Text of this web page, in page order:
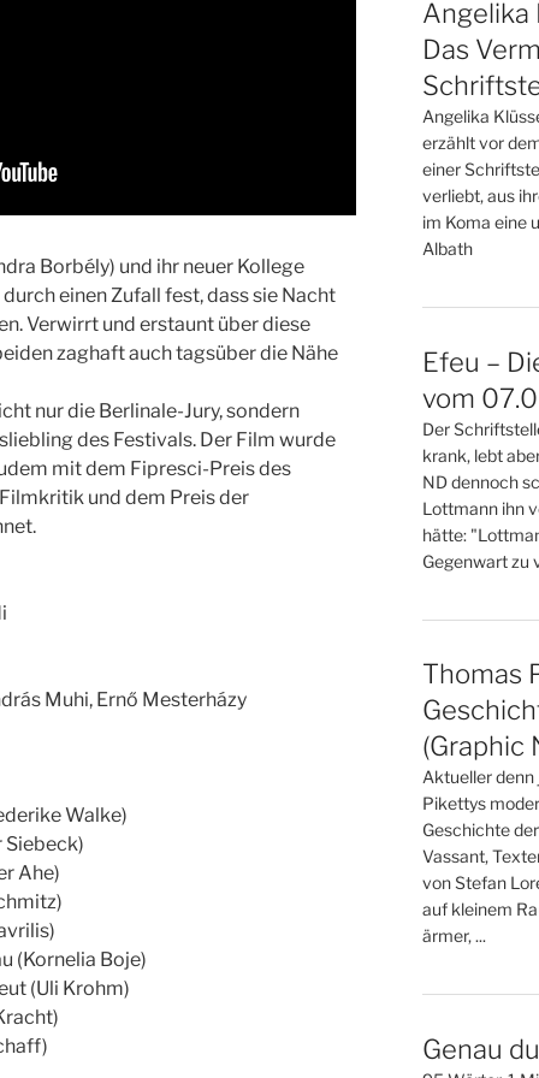
Borbély) und ihr neuer Kollege
einen Zufall fest, dass sie Nacht
Verwirrt und erstaunt über diese
zaghaft auch tagsüber die Nähe
nur die Berlinale-Jury, sondern
des Festivals. Der Film wurde
mit dem Fipresci-Preis des
und dem Preis der
Muhi, Ernő Mesterházy
Walke)
Siebeck)
Ahe)
(Kornelia Boje)
(Uli Krohm)
Angelika
Das
Angelika
erzählt vor
einer
verliebt, aus
im Koma eine
Albath
Efeu –
vom
Der
krank, lebt
ND dennoch
Lottmann ihn
hätte:
Gegenwart zu
Thomas
(Graphic
Aktueller denn
Pikettys
Geschichte
Vassant,
von Stefan
auf kleinem
ärmer, ...
Genau